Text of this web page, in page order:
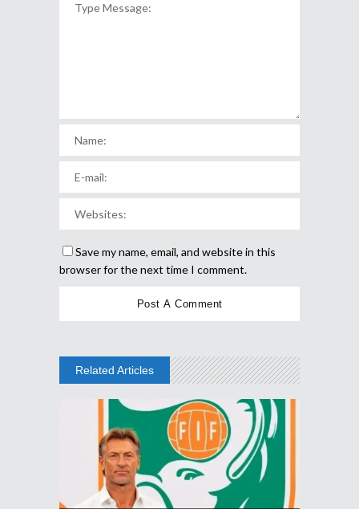
Save my name, email, and website in this
browser for the next time I comment.
Related Articles